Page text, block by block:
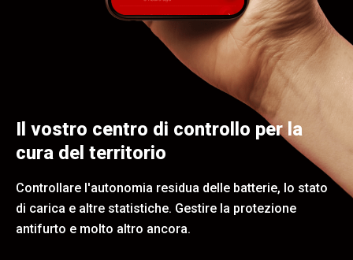
Il vostro centro di controllo per la
cura del territorio
Controllare l'autonomia residua delle batterie, lo stato
di carica e altre statistiche. Gestire la protezione
antifurto e molto altro ancora.